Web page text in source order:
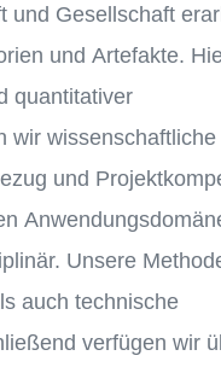
und Gesellschaft
und Artefakte.
quantitativer
wir
und
Unsere
auch technische
verfügen wir